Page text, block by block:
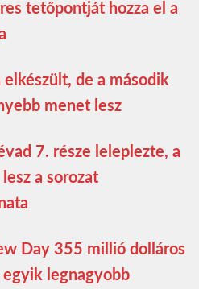
tetőpontját hozza el a
de a második
menet lesz
7. része leleplezte, a
a sorozat
Day 355 millió dolláros
legnagyobb